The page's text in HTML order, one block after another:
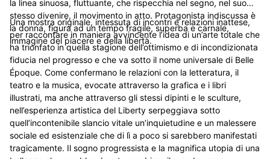
la linea sinuosa, fluttuante, che rispecchia nel segno, nel suo
stesso divenire, il movimento in atto. Protagonista indiscussa è
la donna, figura ad un tempo fragile, superba e carnale,
immagine del piacere e della libertà.
Una mostra originale, intessuta di incontri e relazioni inattese,
per raccontare in maniera avvincente l’idea di un’arte totale che
ha trionfato in quella stagione dell’ottimismo e di incondizionata
fiducia nel progresso e che va sotto il nome universale di Belle
Époque. Come confermano le relazioni con la letteratura, il
teatro e la musica, evocate attraverso la grafica e i libri
illustrati, ma anche attraverso gli stessi dipinti e le sculture,
nell’esperienza artistica del Liberty serpeggiava sotto
quell’incontenibile slancio vitale un’inquietudine e un malessere
sociale ed esistenziale che di lì a poco si sarebbero manifestati
tragicamente. Il sogno progressista e la magnifica utopia di una